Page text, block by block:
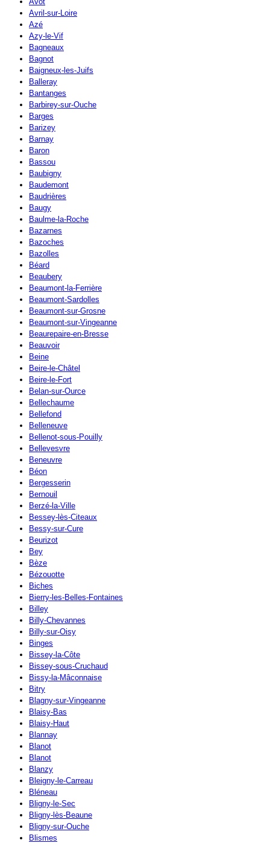
Avril-sur-Loire
Azé
Azy-le-Vif
Bagneaux
Bagnot
Baigneux-les-Juifs
Balleray
Bantanges
Barbirey-sur-Ouche
Barges
Barizey
Barnay
Baron
Bassou
Baubigny
Baudemont
Baudrières
Baugy
Baulme-la-Roche
Bazarnes
Bazoches
Bazolles
Béard
Beaubery
Beaumont-la-Ferrière
Beaumont-Sardolles
Beaumont-sur-Grosne
Beaumont-sur-Vingeanne
Beaurepaire-en-Bresse
Beauvoir
Beine
Beire-le-Châtel
Beire-le-Fort
Belan-sur-Ource
Bellechaume
Bellefond
Belleneuve
Bellenot-sous-Pouilly
Bellevesvre
Beneuvre
Béon
Bergesserin
Bernouil
Berzé-la-Ville
Bessey-lès-Citeaux
Bessy-sur-Cure
Beurizot
Bey
Bèze
Bézouotte
Biches
Bierry-les-Belles-Fontaines
Billey
Billy-Chevannes
Billy-sur-Oisy
Binges
Bissey-la-Côte
Bissey-sous-Cruchaud
Bissy-la-Mâconnaise
Bitry
Blagny-sur-Vingeanne
Blaisy-Bas
Blaisy-Haut
Blannay
Blanot
Blanot
Blanzy
Bleigny-le-Carreau
Bléneau
Bligny-le-Sec
Bligny-lès-Beaune
Bligny-sur-Ouche
Blismes